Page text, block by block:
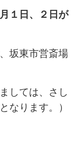
１日、２日が
坂東市営斎場
しては、さし
なります。）